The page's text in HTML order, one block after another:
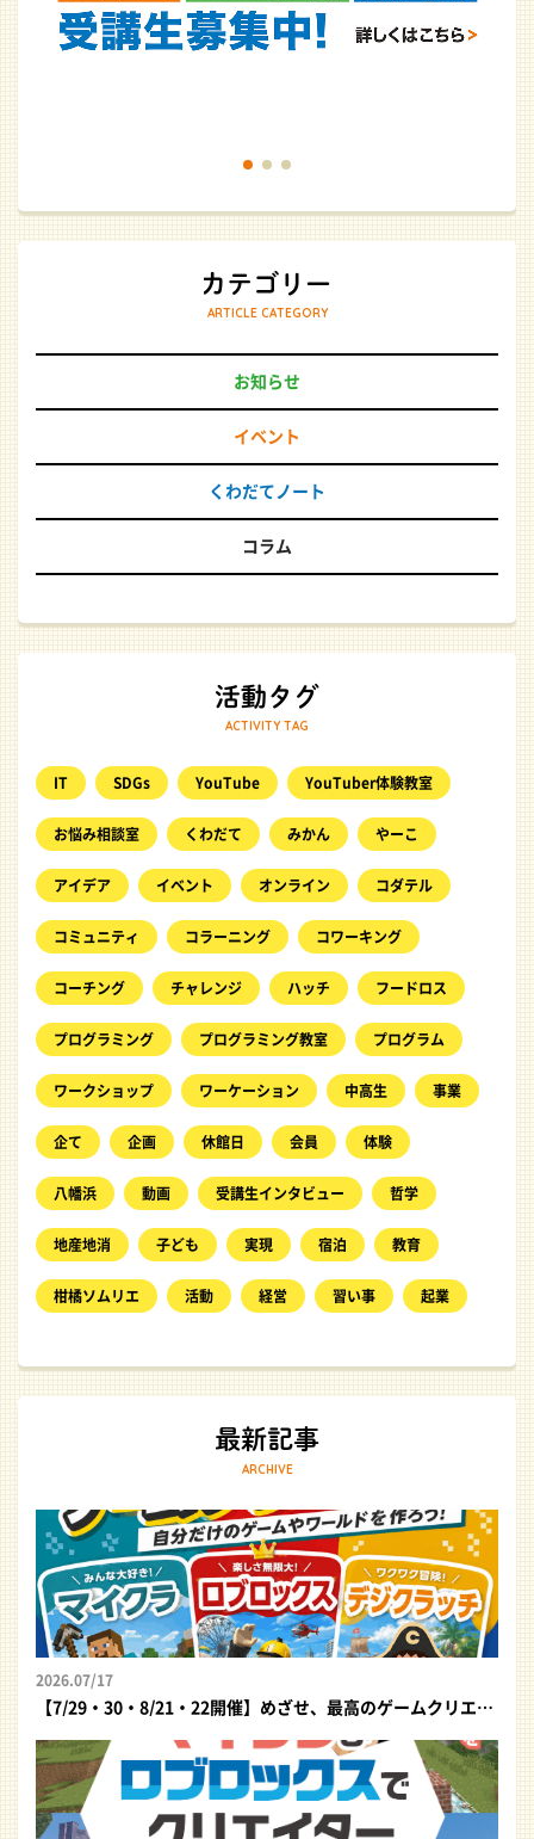
ARTICLE CATEGORY
お知らせ
イベント
くわだてノート
コラム
ACTIVITY TAG
IT SDGs YouTube YouTuber体験教室
お悩み相談室 くわだて みかん やーこ
アイデア イベント オンライン コダテル
コミュニティ コラーニング コワーキング
コーチング チャレンジ ハッチ フードロス
プログラミング プログラミング教室 プログラム
ワークショップ ワーケーション 中高生 事業
企て 企画 休館日 会員 体験
八幡浜 動画 受講生インタビュー 哲学
地産地消 子ども 実現 宿泊 教育
柑橘ソムリエ 活動 経営 習い事 起業
ARCHIVE
2026.07/17
【7/29・30・8/21・22開催】めざせ、最高のゲームクリエイター！自分だけのゲームやワールドを作ろう｜夏休みプログラミング体験イベント